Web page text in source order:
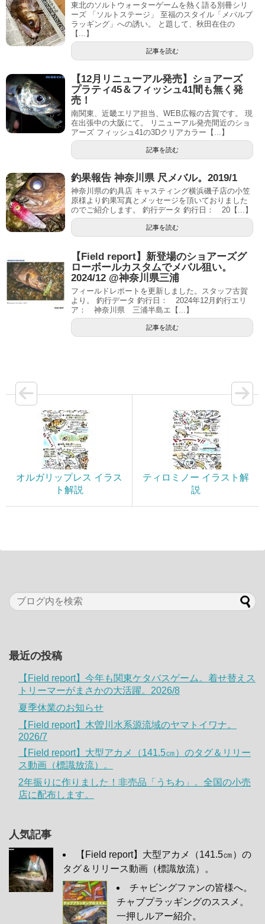
東北のソルトウォーターゲームを熱く語る別冊シリ
ーズ 「ソルトステージ」 至福のスタイル「メバルプ
ラッギング」への誘い。 と題して、秋田在住の
【...】
記事を読む
【12月リニューアル発売】ショアーズ
プラティ45＆フィッシュ41間も無く発
売！
南関東、近畿エリア担当、WEB広報の古賀です。 現
在出張中の大阪にて。 リニューアル発売間近のショ
アーズ フィッシュ41の3Dクリアカラー【...】
記事を読む
釣果報告 神奈川県 尺メバル。2019/1
神奈川県の釣具店 キャスティング横浜磯子店の小笠
原様より釣果写真とメッセージを頂いておりました
のでご紹介します。 釣行データ 釣行日： 20【...】
記事を読む
【Field report】新登場のショアーズグ
ローボールカスタムでメバル狙い。
2024/12 @神奈川県三浦
フィールドレポートを更新しました。スタッフ古賀
より。 釣行データ 釣行日： 2024年12月釣行エリ
ア： 神奈川県 三浦半島エ【...】
記事を読む
オルガリップレス イラス
ト解説
ティロミノー イラスト解
説
最近の投稿
【Field report】今年も関東ケタバスゲーム。着せ替えス
トリーマーがまさかの大活躍。2026/8
夏季休業のお知らせ
【Field report】木曽川水系源流域のヤマトイワナ。
2026/7
【Field report】大型アカメ（141.5㎝）のタグ＆リリー
ス動画（標識放流）。
2年振りに作りました！非売品「うちわ」。全国の小売
店に配布します。
人気記事
【Field report】大型アカメ（141.5㎝）の
タグ＆リリース動画（標識放流）。
チャビングファンの皆様へ。
チャブプラッギングのススメ。
一押しルアー紹介。